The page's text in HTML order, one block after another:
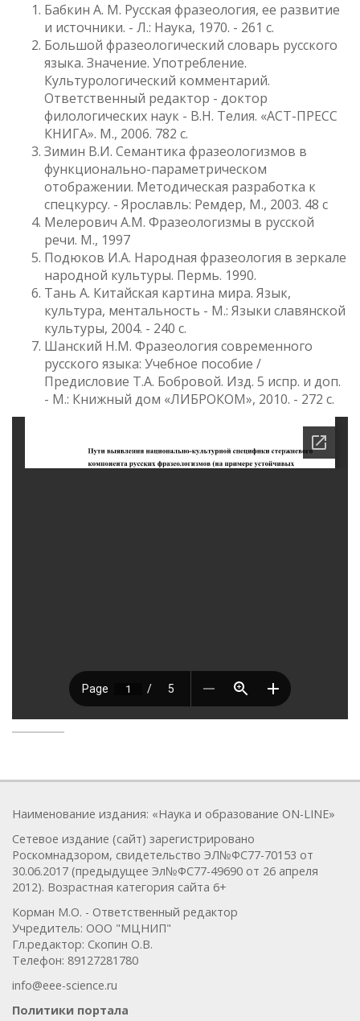
Бабкин А. М. Русская фразеология, ее развитие
и источники. - Л.: Наука, 1970. - 261 с.
Большой фразеологический словарь русского
языка. Значение. Употребление.
Культурологический комментарий.
Ответственный редактор - доктор
филологических наук - В.Н. Телия. «АСТ-ПРЕСС
КНИГА». М., 2006. 782 с.
Зимин В.И. Семантика фразеологизмов в
функционально-параметрическом
отображении. Методическая разработка к
спецкурсу. - Ярославль: Ремдер, М., 2003. 48 с
Мелерович А.М. Фразеологизмы в русской
речи. М., 1997
Подюков И.А. Народная фразеология в зеркале
народной культуры. Пермь. 1990.
Тань А. Китайская картина мира. Язык,
культура, ментальность - М.: Языки славянской
культуры, 2004. - 240 с.
Шанский Н.М. Фразеология современного
русского языка: Учебное пособие /
Предисловие Т.А. Бобровой. Изд. 5 испр. и доп.
- М.: Книжный дом «ЛИБРОКОМ», 2010. - 272 с.
Наименование издания: «Наука и образование ON-LINE»
Сетевое издание (сайт) зарегистрировано
Роскомнадзором, свидетельство ЭЛ№ФС77-70153 от
30.06.2017 (предыдущее Эл№ФC77-49690 от 26 апреля
2012). Возрастная категория сайта 6+
Корман М.О. - Ответственный редактор
Учредитель: ООО "МЦНИП"
Гл.редактор: Скопин О.В.
Телефон: 89127281780
info@eee-science.ru
Политики портала